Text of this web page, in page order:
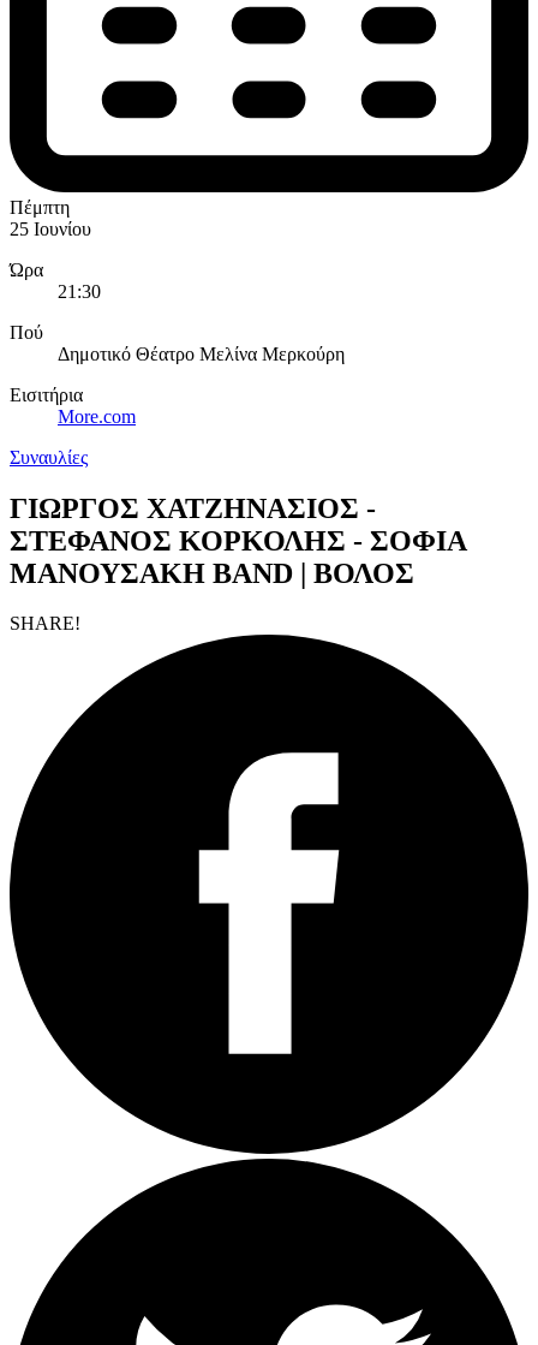
Πέμπτη
25 Ιουνίου
Ώρα
21:30
Πού
Δημοτικό Θέατρο Μελίνα Μερκούρη
Εισιτήρια
More.com
Συναυλίες
ΓΙΩΡΓΟΣ ΧΑΤΖΗΝΑΣΙΟΣ -
ΣΤΕΦΑΝΟΣ ΚΟΡΚΟΛΗΣ - ΣΟΦΙΑ
ΜΑΝΟΥΣΑΚΗ BAND | ΒΟΛΟΣ
SHARE!